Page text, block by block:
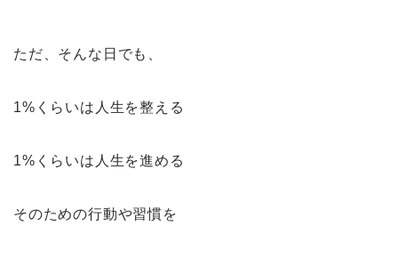
ただ、そんな日でも、
1%くらいは人生を整える
1%くらいは人生を進める
そのための行動や習慣を